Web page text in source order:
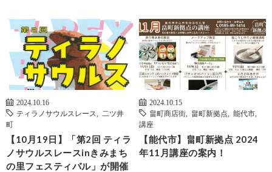
2024.10.16
ティラノサウルスレース
二ツ井
町
【10月19日】「第2回 ティラ
ノサウルスレースinきみまち
の里フェスティバル」が開催
2024.10.15
畠町商店街
畠町新拠点 能代市
講座
【能代市】畠町新拠点 2024
年11月講座の案内！